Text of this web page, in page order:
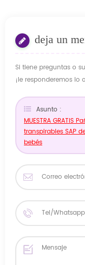
deja un
Si tiene preguntas o
¡le responderemos lo
Asunto :
MUESTRA GRATIS
transpirables SAP
bebés